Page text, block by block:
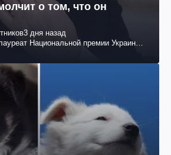
о том, что он
3 дня назад
Национальной премии Украины